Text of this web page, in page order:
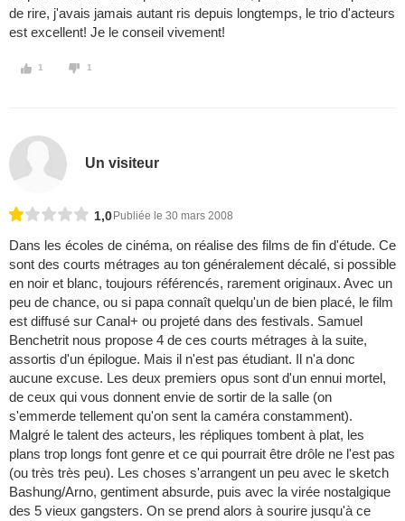
de rire, j'avais jamais autant ris depuis longtemps, le trio d'acteurs
est excellent! Je le conseil vivement!
1 1
Un visiteur
1,0 Publiée le 30 mars 2008
Dans les écoles de cinéma, on réalise des films de fin d'étude. Ce
sont des courts métrages au ton généralement décalé, si possible
en noir et blanc, toujours référencés, rarement originaux. Avec un
peu de chance, ou si papa connaît quelqu'un de bien placé, le film
est diffusé sur Canal+ ou projeté dans des festivals. Samuel
Benchetrit nous propose 4 de ces courts métrages à la suite,
assortis d'un épilogue. Mais il n'est pas étudiant. Il n'a donc
aucune excuse. Les deux premiers opus sont d'un ennui mortel,
de ceux qui vous donnent envie de sortir de la salle (on
s'emmerde tellement qu'on sent la caméra constamment).
Malgré le talent des acteurs, les répliques tombent à plat, les
plans trop longs font genre et ce qui pourrait être drôle ne l'est pas
(ou très très peu). Les choses s'arrangent un peu avec le sketch
Bashung/Arno, gentiment absurde, puis avec la virée nostalgique
des 5 vieux gangsters. On se prend alors à sourire jusqu'à ce